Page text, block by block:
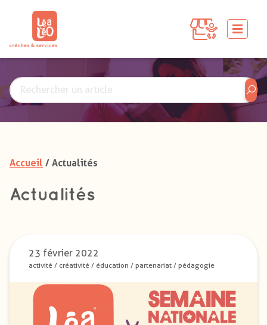
Accueil / Actualités
Actualités
23 février 2022
activité / créativité / éducation / partenariat / pédagogie